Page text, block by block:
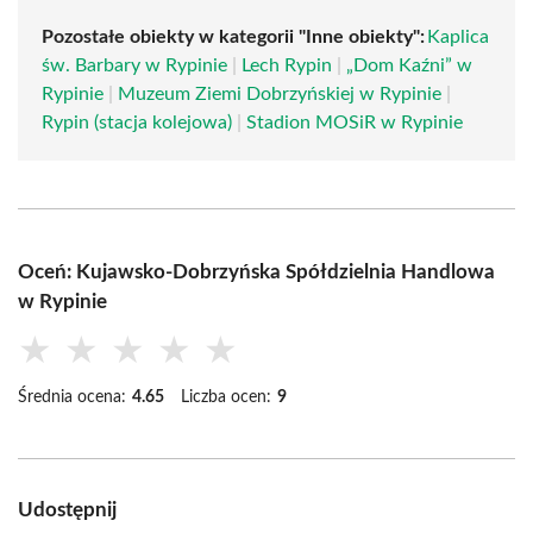
Pozostałe obiekty w kategorii "Inne obiekty": Kaplica
św. Barbary w Rypinie
Lech Rypin
„Dom Kaźni” w
Rypinie
Muzeum Ziemi Dobrzyńskiej w Rypinie
Rypin (stacja kolejowa)
Stadion MOSiR w Rypinie
Oceń: Kujawsko-Dobrzyńska Spółdzielnia Handlowa
w Rypinie
★ ★ ★ ★ ★
Średnia ocena: 4.65 Liczba ocen: 9
Udostępnij